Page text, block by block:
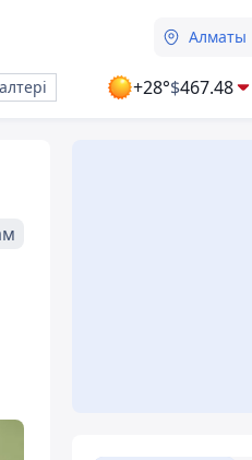
Алматы
+28°$467.48